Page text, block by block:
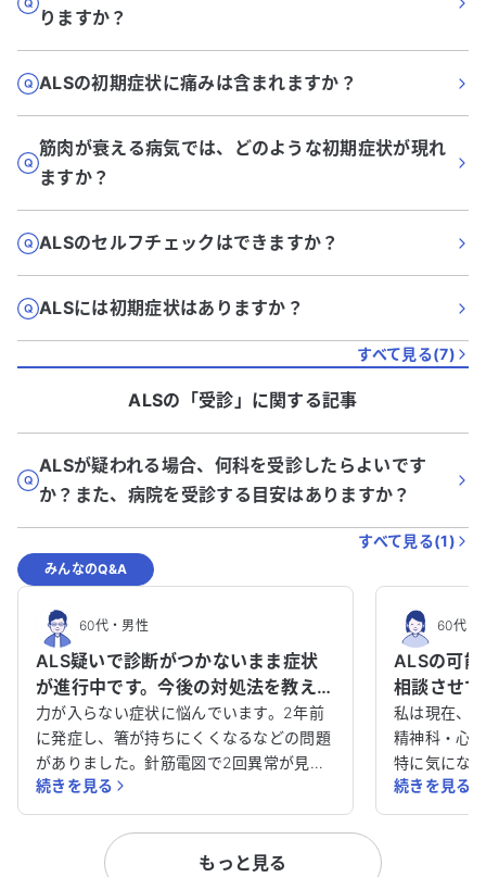
りますか？
ALSの初期症状に痛みは含まれますか？
筋肉が衰える病気では、どのような初期症状が現れ
ますか？
ALSのセルフチェックはできますか？
ALSには初期症状はありますか？
すべて見る(7)
ALSの「受診 」に関する記事
ALSが疑われる場合、何科を受診したらよいです
か？また、病院を受診する目安はありますか？
すべて見る(1)
みんなのQ&A
60代・男性
ALS疑いで診断がつかないまま症状
が進行中です。今後の対処法を教えて
ください。
力が入らない症状に悩んでいます。2年前
に発症し、箸が持ちにくくなるなどの問題
がありました。針筋電図で2回異常が見つ
かりましたが、診断基準に達していないた
め、病名がついていません。ただし、症状
は確実に進行しています。具体的には、歩
行困難や腕が上がらない、巧緻動作ができ
続きを見る
60代・
ALSの可
相談させ
私は現在、
精神科・心
特に気にな
しづらさが
ても心配し
続きを見る
もっと見る